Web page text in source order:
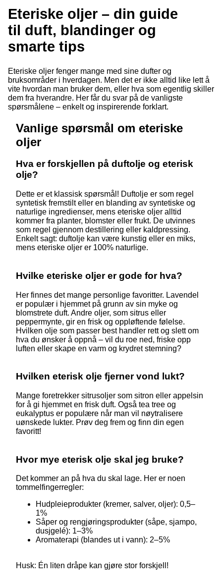
Eteriske oljer – din guide
til duft, blandinger og
smarte tips
Eteriske oljer fenger mange med sine dufter og
bruksområder i hverdagen. Men det er ikke alltid like lett å
vite hvordan man bruker dem, eller hva som egentlig skiller
dem fra hverandre. Her får du svar på de vanligste
spørsmålene – enkelt og inspirerende forklart.
Vanlige spørsmål om eteriske
oljer
Hva er forskjellen på duftolje og eterisk
olje?
Dette er et klassisk spørsmål! Duftolje er som regel
syntetisk fremstilt eller en blanding av syntetiske og
naturlige ingredienser, mens eteriske oljer alltid
kommer fra planter, blomster eller frukt. De utvinnes
som regel gjennom destillering eller kaldpressing.
Enkelt sagt: duftolje kan være kunstig eller en miks,
mens eteriske oljer er 100% naturlige.
Hvilke eteriske oljer er gode for hva?
Her finnes det mange personlige favoritter. Lavendel
er populær i hjemmet på grunn av sin myke og
blomstrete duft. Andre oljer, som sitrus eller
peppermynte, gir en frisk og oppløftende følelse.
Hvilken olje som passer best handler rett og slett om
hva du ønsker å oppnå – vil du roe ned, friske opp
luften eller skape en varm og krydret stemning?
Hvilken eterisk olje fjerner vond lukt?
Mange foretrekker sitrusoljer som sitron eller appelsin
for å gi hjemmet en frisk duft. Også tea tree og
eukalyptus er populære når man vil nøytralisere
uønskede lukter. Prøv deg frem og finn din egen
favoritt!
Hvor mye eterisk olje skal jeg bruke?
Det kommer an på hva du skal lage. Her er noen
tommelfingerregler:
Hudpleieprodukter (kremer, salver, oljer): 0,5–
1%
Såper og rengjøringsprodukter (såpe, sjampo,
dusjgelé): 1–3%
Aromaterapi (blandes ut i vann): 2–5%
Husk: Én liten dråpe kan gjøre stor forskjell!